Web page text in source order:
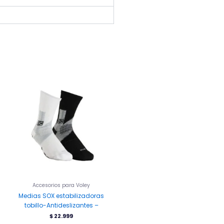
Accesorios para Voley
Medias SOX estabilizadoras
tobillo-Antideslizantes –
$ 22.999
tiene
múltiples
variantes.
Las
opciones
se
pueden
elegir
página
de
producto